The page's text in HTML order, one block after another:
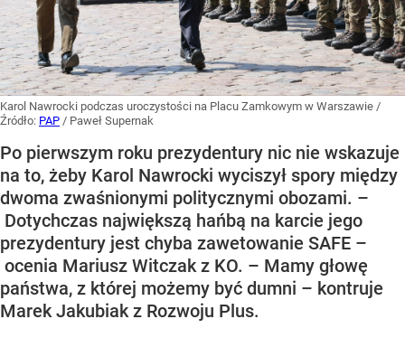
Karol Nawrocki podczas uroczystości na Placu Zamkowym w Warszawie /
Źródło: PAP / Paweł Supernak
Po pierwszym roku prezydentury nic nie wskazuje
na to, żeby Karol Nawrocki wyciszył spory między
dwoma zwaśnionymi politycznymi obozami. –
Dotychczas największą hańbą na karcie jego
prezydentury jest chyba zawetowanie SAFE –
ocenia Mariusz Witczak z KO. – Mamy głowę
państwa, z której możemy być dumni – kontruje
Marek Jakubiak z Rozwoju Plus.